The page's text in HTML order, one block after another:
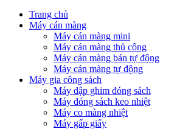
Trang chủ
Máy cán màng
Máy cán màng mini
Máy cán màng thủ công
Máy cán màng bán tự động
Máy cán màng tự động
Máy gia công sách
Máy dập ghim đóng sách
Máy đóng sách keo nhiệt
Máy co màng nhiệt
Máy gấp giấy